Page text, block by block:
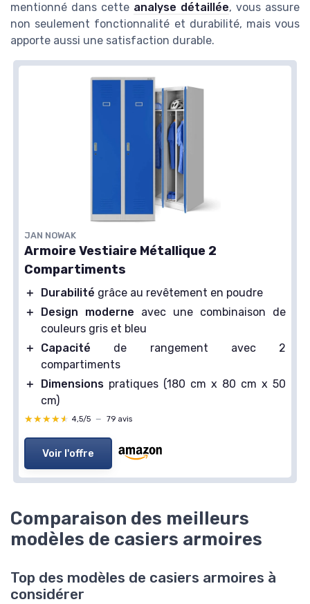
mentionné dans cette analyse détaillée, vous assure
non seulement fonctionnalité et durabilité, mais vous
apporte aussi une satisfaction durable.
JAN NOWAK
Armoire Vestiaire Métallique 2
Compartiments
＋ Durabilité grâce au revêtement en poudre
＋
Design moderne avec une combinaison de
couleurs gris et bleu
＋
Capacité de rangement avec 2
compartiments
＋
Dimensions pratiques (180 cm x 80 cm x 50
cm)
★★★★★
★★★★★ 4,5/5 — 79 avis
Voir l'offre
Comparaison des meilleurs
modèles de casiers armoires
Top des modèles de casiers armoires à
considérer